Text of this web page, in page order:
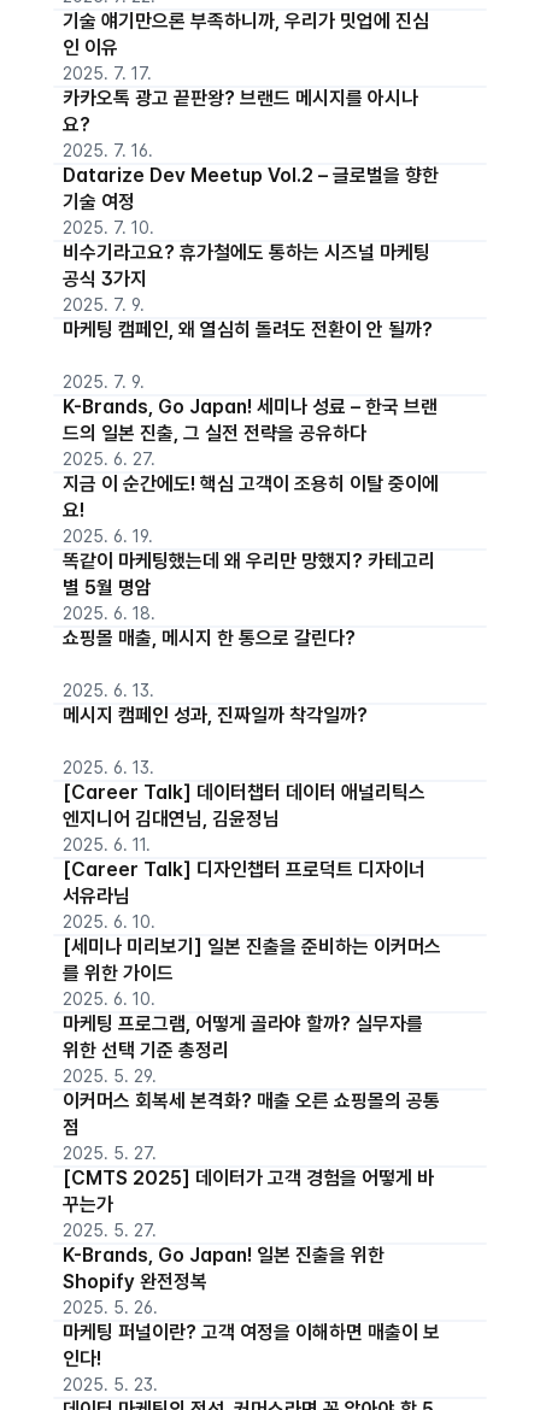
기술 얘기만으론 부족하니까, 우리가 밋업에 진심
인 이유
2025. 7. 17.
카카오톡 광고 끝판왕? 브랜드 메시지를 아시나
요?
2025. 7. 16.
Datarize Dev Meetup Vol.2 – 글로벌을 향한
기술 여정
2025. 7. 10.
비수기라고요? 휴가철에도 통하는 시즈널 마케팅
공식 3가지
2025. 7. 9.
마케팅 캠페인, 왜 열심히 돌려도 전환이 안 될까?
2025. 7. 9.
K-Brands, Go Japan! 세미나 성료 – 한국 브랜
드의 일본 진출, 그 실전 전략을 공유하다
2025. 6. 27.
지금 이 순간에도! 핵심 고객이 조용히 이탈 중이에
요!
2025. 6. 19.
똑같이 마케팅했는데 왜 우리만 망했지? 카테고리
별 5월 명암
2025. 6. 18.
쇼핑몰 매출, 메시지 한 통으로 갈린다?
2025. 6. 13.
메시지 캠페인 성과, 진짜일까 착각일까?
2025. 6. 13.
[Career Talk] 데이터챕터 데이터 애널리틱스
엔지니어 김대연님, 김윤정님
2025. 6. 11.
[Career Talk] 디자인챕터 프로덕트 디자이너
서유라님
2025. 6. 10.
[세미나 미리보기] 일본 진출을 준비하는 이커머스
를 위한 가이드
2025. 6. 10.
마케팅 프로그램, 어떻게 골라야 할까? 실무자를
위한 선택 기준 총정리
2025. 5. 29.
이커머스 회복세 본격화? 매출 오른 쇼핑몰의 공통
점
2025. 5. 27.
[CMTS 2025] 데이터가 고객 경험을 어떻게 바
꾸는가
2025. 5. 27.
K-Brands, Go Japan! 일본 진출을 위한
Shopify 완전정복
2025. 5. 26.
마케팅 퍼널이란? 고객 여정을 이해하면 매출이 보
인다!
2025. 5. 23.